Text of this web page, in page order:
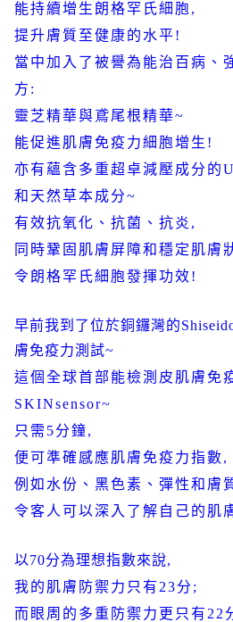
能持續增生朗格罕氏細胞,
提升膚質至健康的水平!
當中加入了被譽為能治百病、
方 :
靈芝精華與鳶尾根精華~
能促進肌膚免疫力細胞增生 !
亦有蘊含多重超卓減壓成分的
和天然草本成分~
有效抗氧化、抗菌、抗炎 ,
同時鞏固肌膚屏障和穩定肌膚
令朗格罕氏細胞發揮功效!
早前我到了位於銅鑼灣的
膚免疫力測試~
這個全球首部能檢測皮肌膚免
SKINsensor~
只需 5分鐘,
便可準確感應肌膚免疫力指數,
例如水份、黑色素、彈性和膚
令客人可以深入了解自己的肌
以70分為理想指數來說,
我的肌膚防禦力只有 23分 ;
而眼周的多重防禦力更只有 22